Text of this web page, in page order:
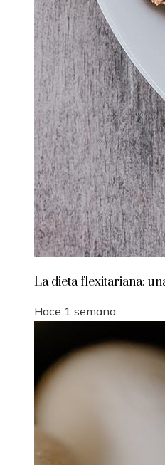
La dieta flexitariana:
Hace 1 semana